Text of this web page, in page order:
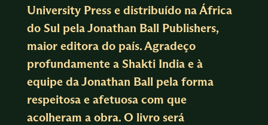
University Press e distribuído na África
do Sul pela Jonathan Ball Publishers,
maior editora do país. Agradeço
profundamente a Shakti India e à
equipe da Jonathan Ball pela forma
respeitosa e afetuosa com que
acolheram a obra. O livro será